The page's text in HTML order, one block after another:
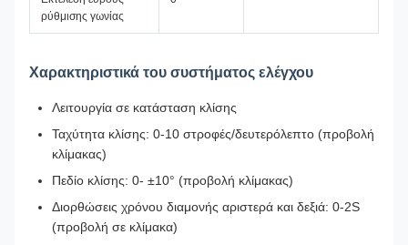
ρύθμισης γωνίας
Χαρακτηριστικά του συστήματος ελέγχου
Λειτουργία σε κατάσταση κλίσης
Ταχύτητα κλίσης: 0-10 στροφές/δευτερόλεπτο (προβολή
κλίμακας)
Πεδίο κλίσης: 0- ±10° (προβολή κλίμακας)
Διορθώσεις χρόνου διαμονής αριστερά και δεξιά: 0-2S
(προβολή σε κλίμακα)